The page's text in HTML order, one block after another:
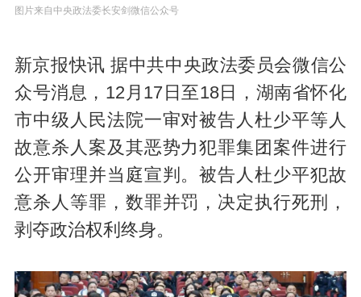
图片来自中央政法委长安剑微信公众号
新京报快讯 据中共中央政法委员会微信公
众号消息，12月17日至18日，湖南省怀化
市中级人民法院一审对被告人杜少平等人
故意杀人案及其恶势力犯罪集团案件进行
公开审理并当庭宣判。被告人杜少平犯故
意杀人等罪，数罪并罚，决定执行死刑，
剥夺政治权利终身。